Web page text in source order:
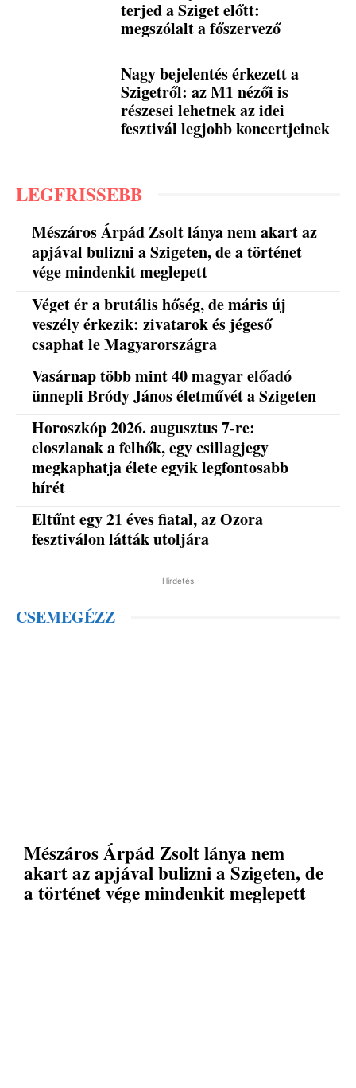
terjed a Sziget előtt:
megszólalt a főszervező
Nagy bejelentés érkezett a
Szigetről: az M1 nézői is
részesei lehetnek az idei
fesztivál legjobb koncertjeinek
LEGFRISSEBB
Mészáros Árpád Zsolt lánya nem akart az
apjával bulizni a Szigeten, de a történet
vége mindenkit meglepett
Véget ér a brutális hőség, de máris új
veszély érkezik: zivatarok és jégeső
csaphat le Magyarországra
Vasárnap több mint 40 magyar előadó
ünnepli Bródy János életművét a Szigeten
Horoszkóp 2026. augusztus 7-re:
eloszlanak a felhők, egy csillagjegy
megkaphatja élete egyik legfontosabb
hírét
Eltűnt egy 21 éves fiatal, az Ozora
fesztiválon látták utoljára
Hirdetés
CSEMEGÉZZ
Mészáros Árpád Zsolt lánya nem
akart az apjával bulizni a Szigeten, de
a történet vége mindenkit meglepett